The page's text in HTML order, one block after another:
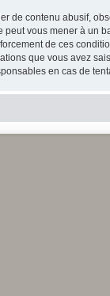
de contenu abusif,
vous mener à un
de ces
que vous avez
en cas de